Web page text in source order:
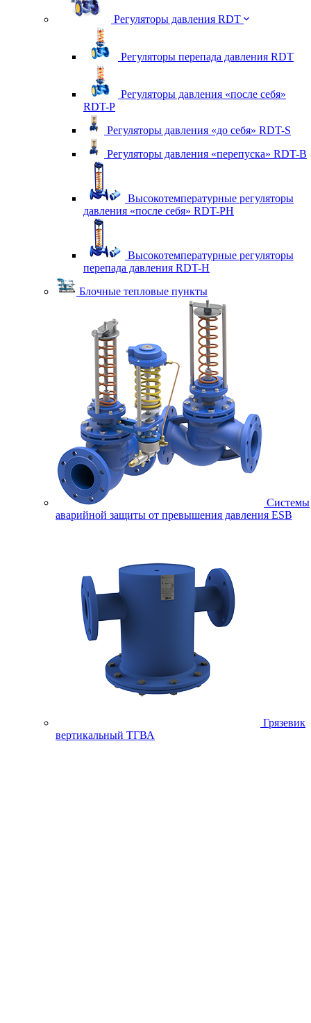
Регуляторы давления RDT
Регуляторы перепада давления RDT
Регуляторы давления «после себя»
RDT-P
Регуляторы давления «до себя» RDT-S
Регуляторы давления «перепуска» RDT-B
Высокотемпературные регуляторы
давления «после себя» RDT-PH
Высокотемпературные регуляторы
перепада давления RDT-H
Блочные тепловые пункты
Системы
аварийной защиты от превышения давления ESB
Грязевик
вертикальный ТГВА